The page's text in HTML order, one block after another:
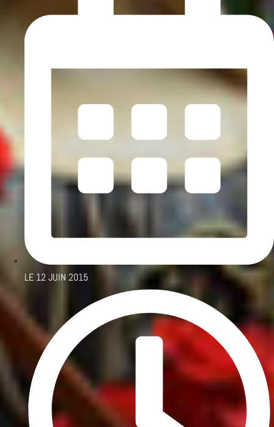
LE 12 JUIN 2015